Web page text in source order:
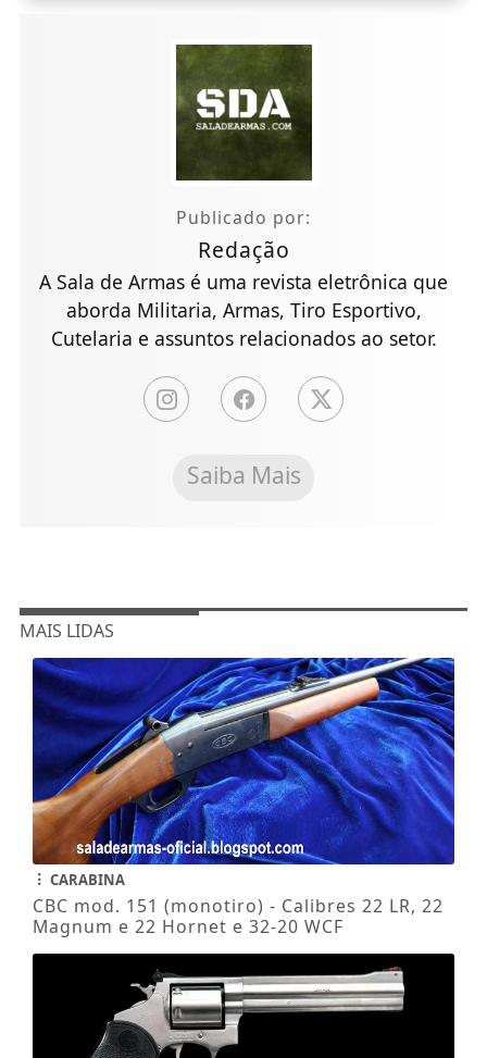
Publicado por:
Redação
A Sala de Armas é uma revista eletrônica que
aborda Militaria, Armas, Tiro Esportivo,
Cutelaria e assuntos relacionados ao setor.
Saiba Mais
MAIS LIDAS
CARABINA
CBC mod. 151 (monotiro) - Calibres 22 LR, 22
Magnum e 22 Hornet e 32-20 WCF